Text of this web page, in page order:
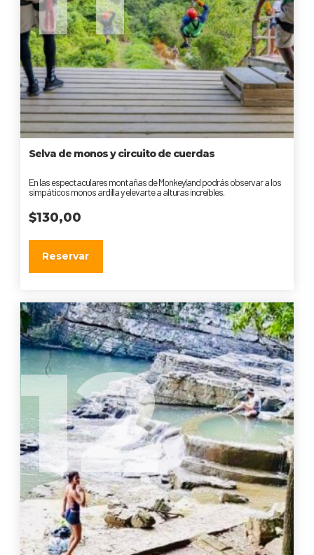
Selva de monos y circuito de cuerdas
En las espectaculares montañas de Monkeyland podrás observar a los
simpáticos monos ardilla y elevarte a alturas increíbles.
$130,00
Reservar
12